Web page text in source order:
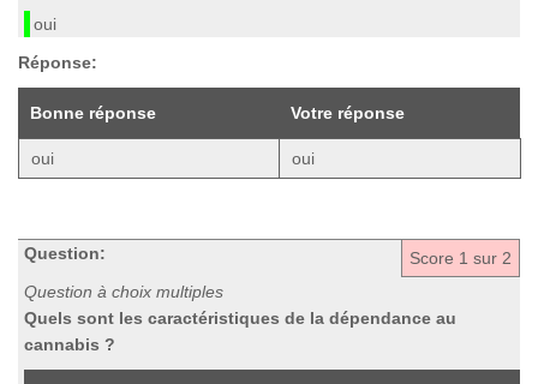
oui
Réponse:
Bonne réponse Votre réponse
oui oui
Score 1 sur 2
Question:
Question à choix multiples
Quels sont les caractéristiques de la dépendance au
cannabis ?